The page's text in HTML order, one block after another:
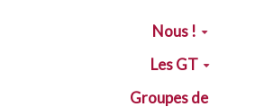
Aller au contenu principal
Nous !
Les GT
Groupes de